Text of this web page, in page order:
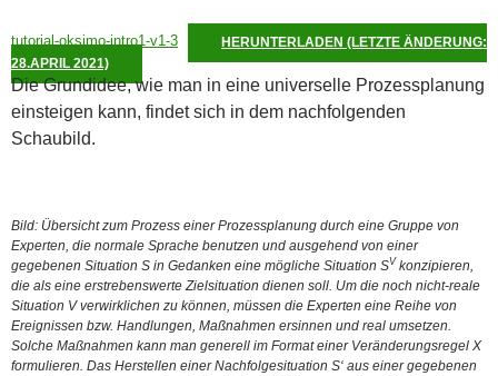
tutorial-oksimo-intro1-v1-3
HERUNTERLADEN (LETZTE ÄNDERUNG:
28.APRIL 2021)
Die Grundidee, wie man in eine universelle Prozessplanung
einsteigen kann, findet sich in dem nachfolgenden
Schaubild.
Bild: Übersicht zum Prozess einer Prozessplanung durch eine Gruppe von
Experten, die normale Sprache benutzen und ausgehend von einer
gegebenen Situation S in Gedanken eine mögliche Situation SV konzipieren,
die als eine erstrebenswerte Zielsituation dienen soll. Um die noch nicht-reale
Situation V verwirklichen zu können, müssen die Experten eine Reihe von
Ereignissen bzw. Handlungen, Maßnahmen ersinnen und real umsetzen.
Solche Maßnahmen kann man generell im Format einer Veränderungsregel X
formulieren. Das Herstellen einer Nachfolgesituation S‘ aus einer gegebenen